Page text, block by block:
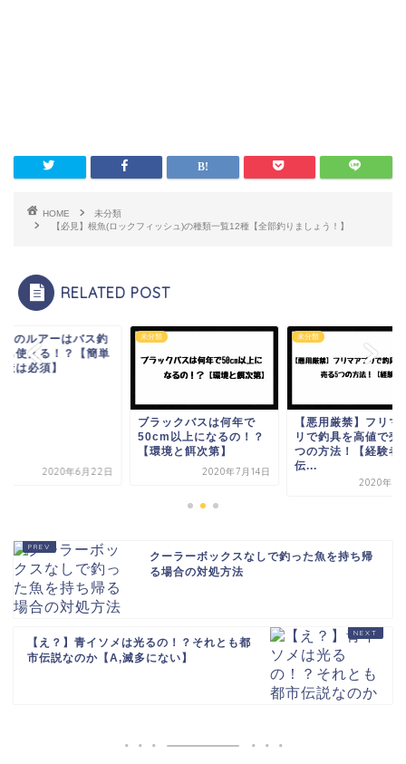
HOME
未分類
【必見】根魚(ロックフィッシュ)の種類一覧12種【全部釣りましょう！】
RELATED POST
のルアーはバス釣
も使える！？【簡単
は必須】
2020年6月22日
未分類
ブラックバスは何年で
50cm以上になるの！？
【環境と餌次第】
2020年7月14日
未分類
【悪用厳禁】フリマ
リで釣具を高値で売
つの方法！【経験者
伝...
2020年7
クーラーボックスなしで釣った魚を持ち帰
る場合の対処方法
【え？】青イソメは光るの！？それとも都
市伝説なのか【A,滅多にない】